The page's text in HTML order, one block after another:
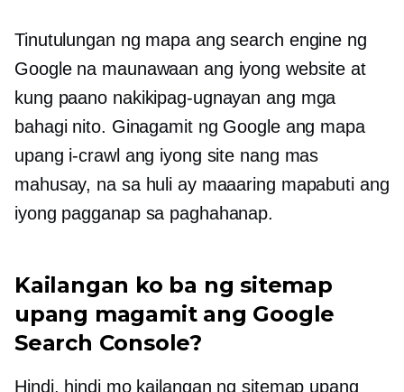
Tinutulungan ng mapa ang search engine ng
Google na maunawaan ang iyong website at
kung paano nakikipag-ugnayan ang mga
bahagi nito. Ginagamit ng Google ang mapa
upang i-crawl ang iyong site nang mas
mahusay, na sa huli ay maaaring mapabuti ang
iyong pagganap sa paghahanap.
Kailangan ko ba ng sitemap
upang magamit ang Google
Search Console?
Hindi, hindi mo kailangan ng sitemap upang